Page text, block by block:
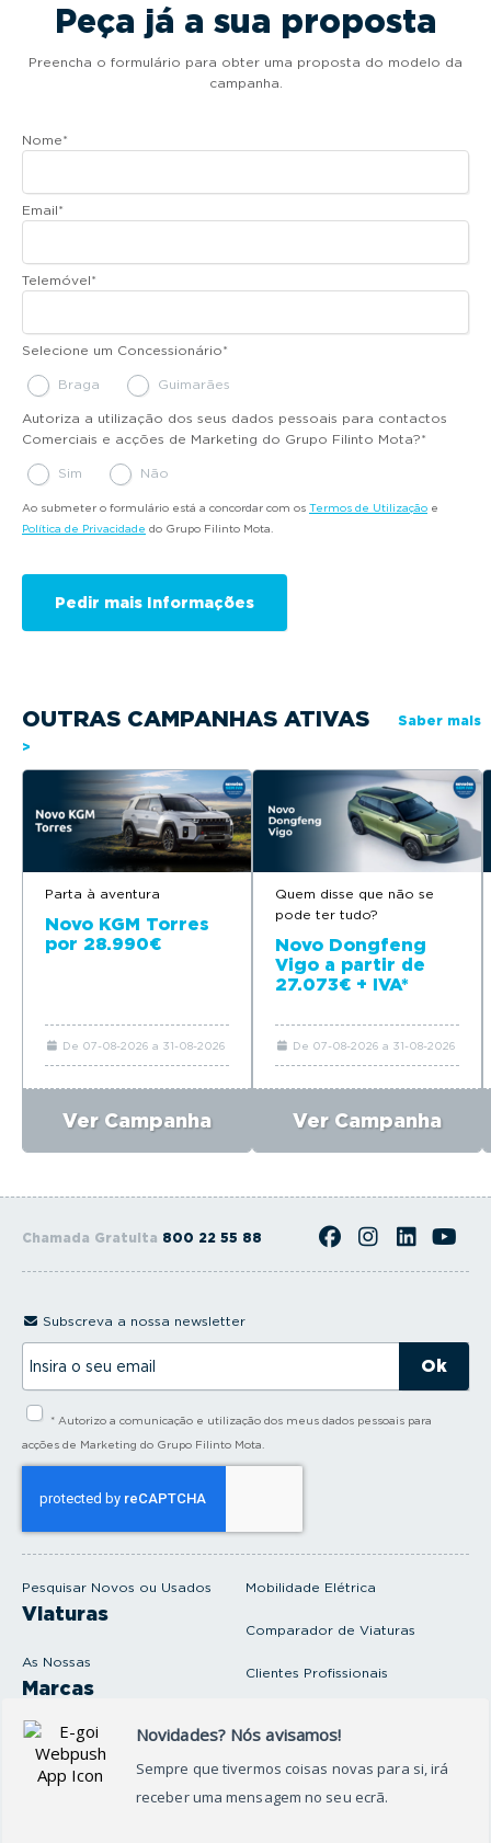
Peça já a sua proposta
Preencha o formulário para obter uma proposta do modelo da
campanha.
Nome*
Email*
Telemóvel*
Selecione um Concessionário*
Braga Guimarães
Autoriza a utilização dos seus dados pessoais para contactos
Comerciais e acções de Marketing do Grupo Filinto Mota?*
Sim Não
Ao submeter o formulário está a concordar com os Termos de Utilização e
Política de Privacidade do Grupo Filinto Mota.
OUTRAS CAMPANHAS ATIVAS
Saber mais
>
Parta à aventura
Novo KGM Torres
por 28.990€
De 07-08-2026 a 31-08-2026
Ver Campanha
Quem disse que não se
pode ter tudo?
Novo Dongfeng
Vigo a partir de
27.073€ + IVA*
De 07-08-2026 a 31-08-2026
Ver Campanha
Chamada Gratuita 800 22 55 88
Pesquisar Novos ou Usados
Viaturas
As Nossas
Marcas
Produtos e serviços
Oficina
Mobilidade Elétrica
Comparador de Viaturas
Clientes Profissionais
Seguros Protector
Subscreva a nossa newsletter
s
* Autorizo a comunicação e utilização dos meus dados pessoais para
acções de Marketing do Grupo Filinto Mota.